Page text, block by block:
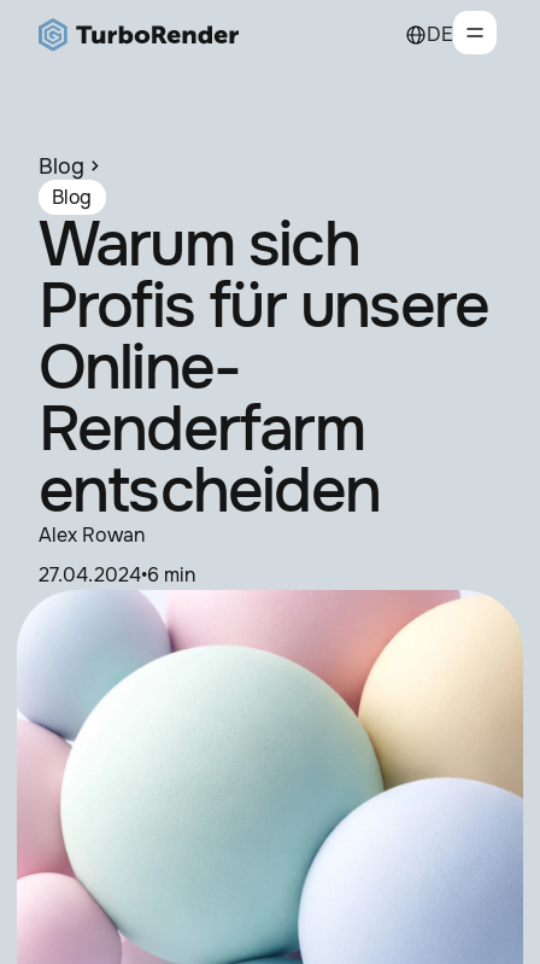
DE
Blog
Blog
Warum sich
Profis für unsere
Online-
Renderfarm
entscheiden
Alex Rowan
27.04.2024•6 min